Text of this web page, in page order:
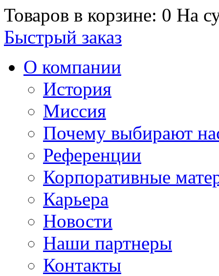
Товаров в корзине: 0 На
Быстрый заказ
О компании
История
Миссия
Почему выбирают
Референции
Корпоративные
Карьера
Новости
Наши партнеры
Контакты